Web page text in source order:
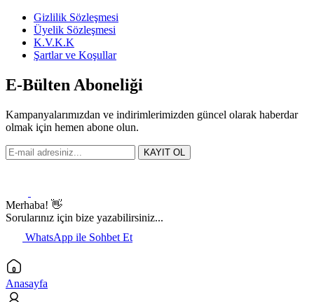
Gizlilik Sözleşmesi
Üyelik Sözleşmesi
K.V.K.K
Şartlar ve Koşullar
E-Bülten Aboneliği
Kampanyalarımızdan ve indirimlerimizden güncel olarak haberdar
olmak için hemen abone olun.
KAYIT OL
Merhaba! 👋
Sorularınız için bize yazabilirsiniz...
WhatsApp ile Sohbet Et
Anasayfa